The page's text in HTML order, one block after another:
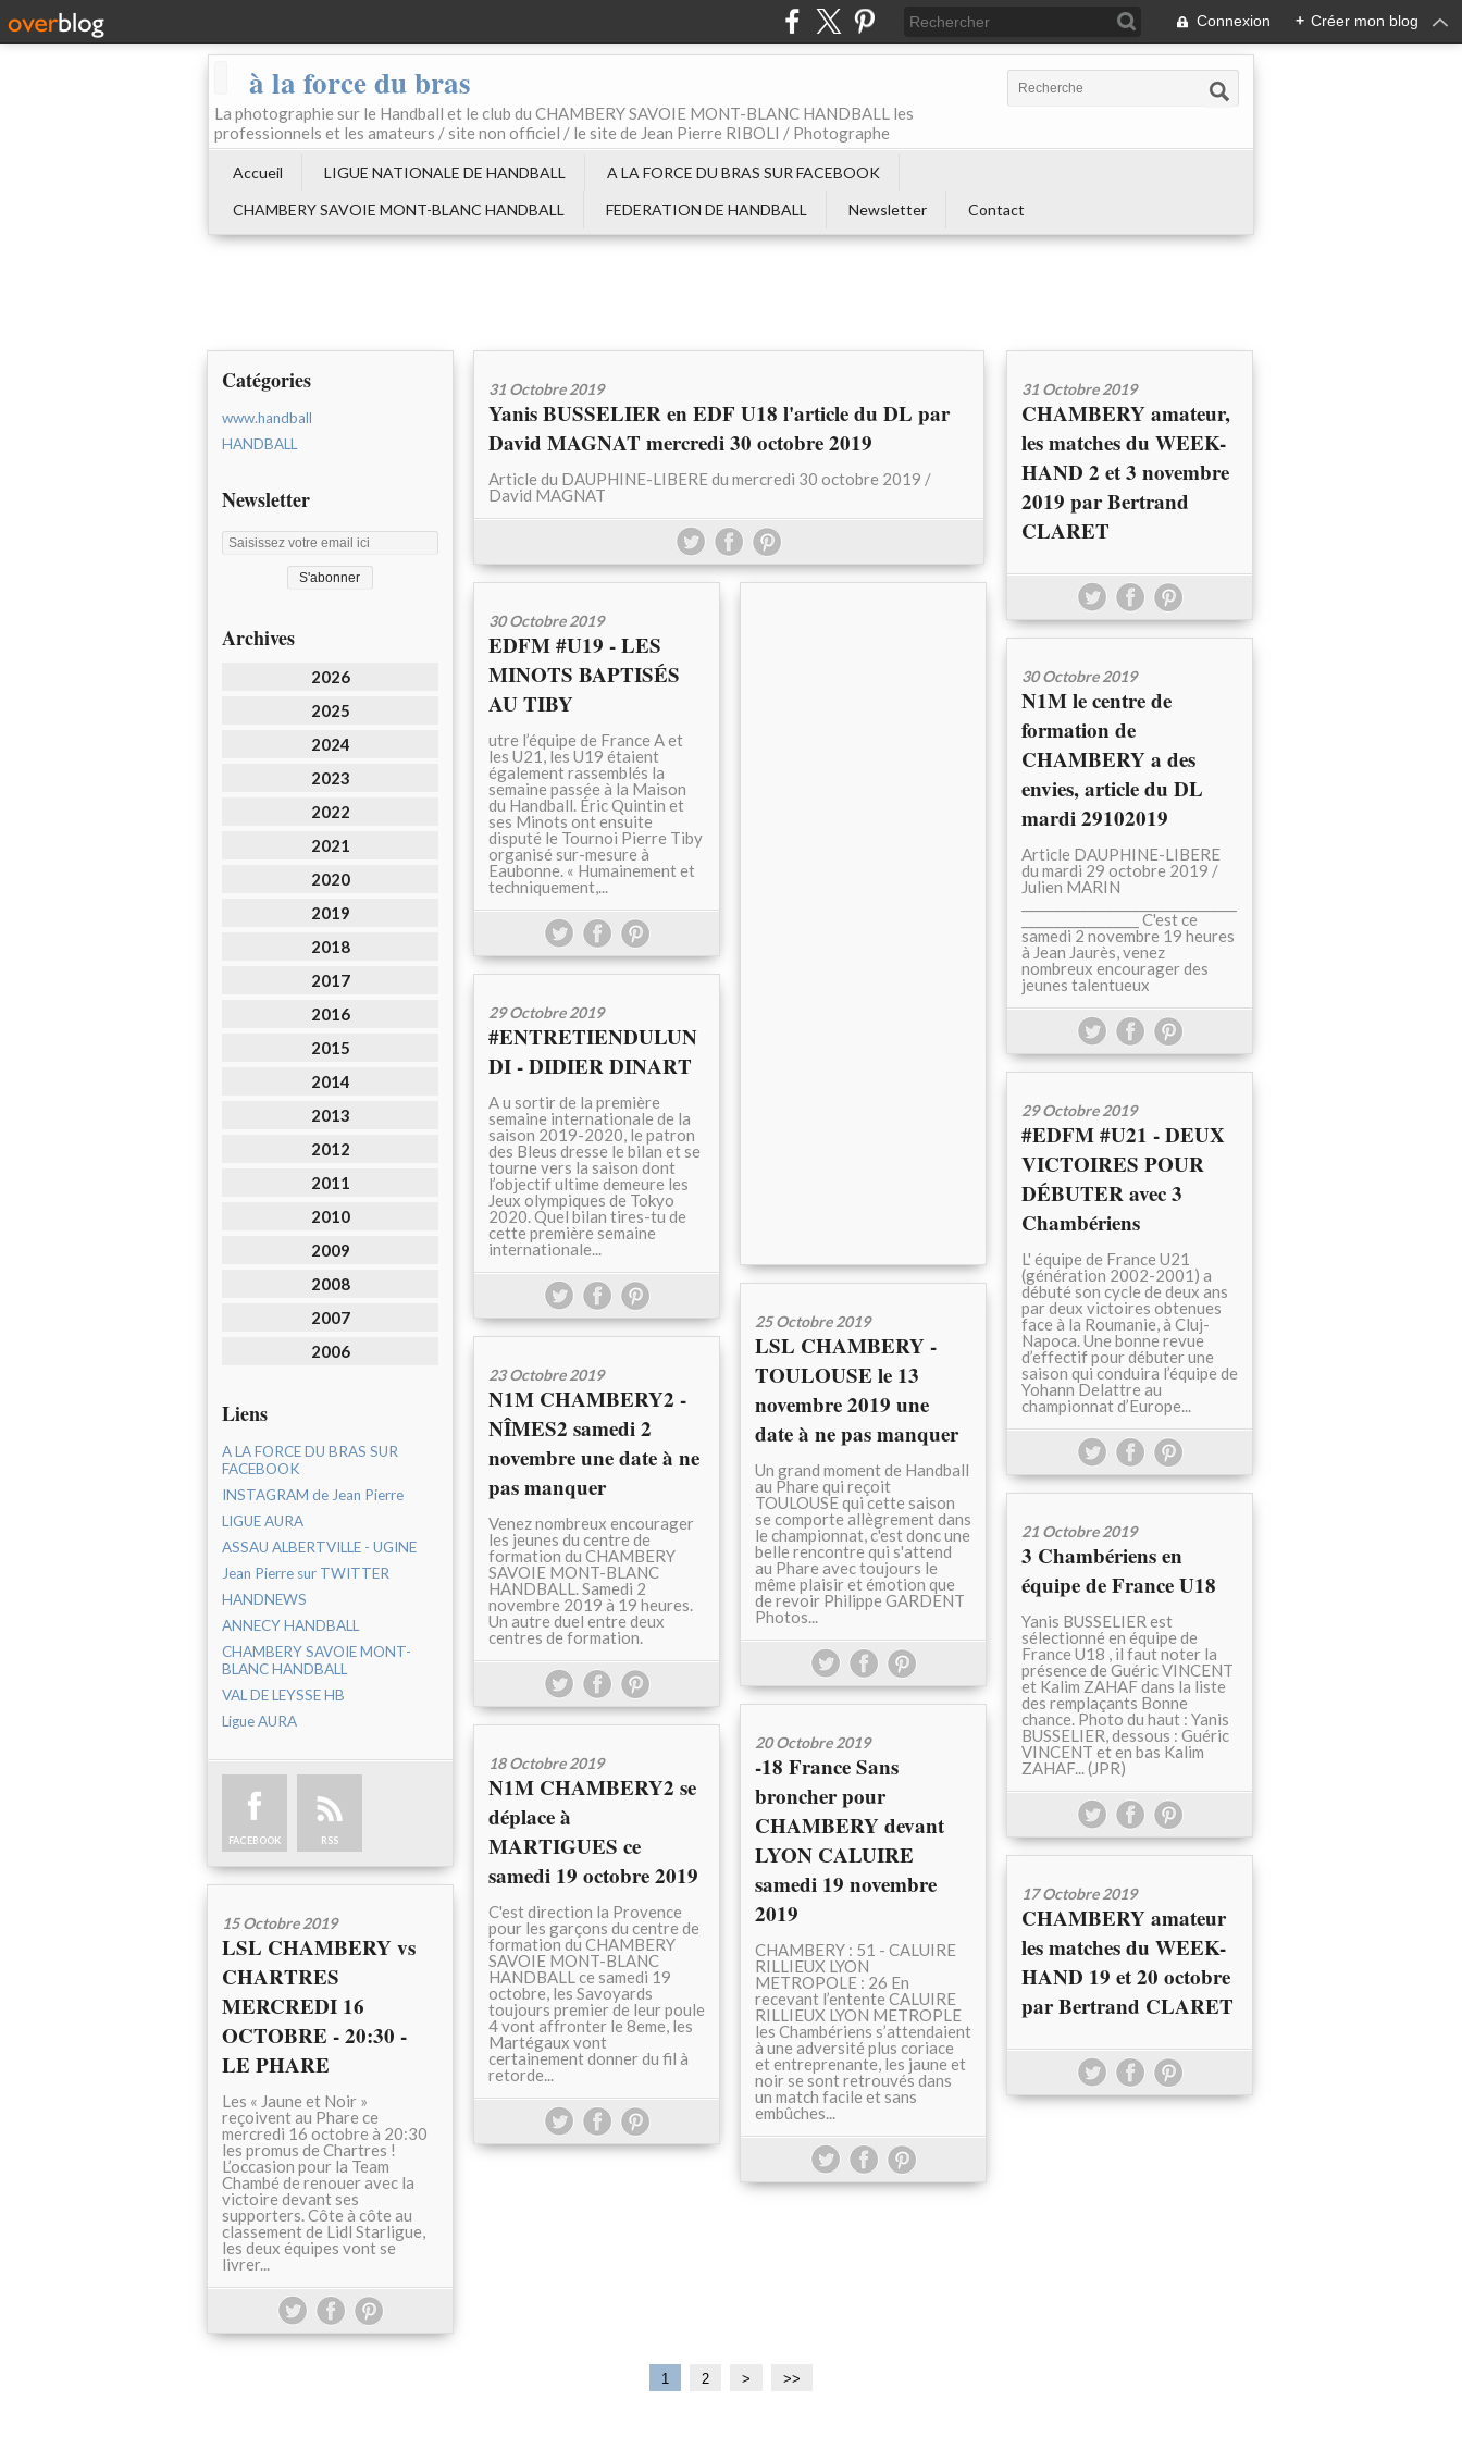
Connexion + Créer mon blog
à la force du bras
La photographie sur le Handball et le club du CHAMBERY SAVOIE MONT-BLANC HANDBALL les
professionnels et les amateurs / site non officiel / le site de Jean Pierre RIBOLI / Photographe
Accueil LIGUE NATIONALE DE HANDBALL
A LA FORCE DU BRAS SUR FACEBOOK
CHAMBERY SAVOIE MONT-BLANC HANDBALL
FEDERATION DE HANDBALL Newsletter Contact
Catégories
www.handball
HANDBALL
Newsletter
Archives
2026
2025
2024
2023
2022
2021
2020
2019
2018
2017
2016
2015
2014
2013
2012
2011
2010
2009
2008
2007
2006
Liens
A LA FORCE DU BRAS SUR
FACEBOOK
INSTAGRAM de Jean Pierre
LIGUE AURA
ASSAU ALBERTVILLE - UGINE
Jean Pierre sur TWITTER
HANDNEWS
ANNECY HANDBALL
CHAMBERY SAVOIE MONT-
BLANC HANDBALL
VAL DE LEYSSE HB
Ligue AURA
FACEBOOK RSS
31 Octobre 2019
Yanis BUSSELIER en EDF U18 l'article du DL par
David MAGNAT mercredi 30 octobre 2019
Article du DAUPHINE-LIBERE du mercredi 30 octobre 2019 /
David MAGNAT
31 Octobre 2019
CHAMBERY amateur,
les matches du WEEK-
HAND 2 et 3 novembre
2019 par Bertrand
CLARET
30 Octobre 2019
EDFM #U19 - LES
MINOTS BAPTISÉS
AU TIBY
utre l’équipe de France A et
les U21, les U19 étaient
également rassemblés la
semaine passée à la Maison
du Handball. Éric Quintin et
ses Minots ont ensuite
disputé le Tournoi Pierre Tiby
organisé sur-mesure à
Eaubonne. « Humainement et
techniquement,...
30 Octobre 2019
N1M le centre de
formation de
CHAMBERY a des
envies, article du DL
mardi 29102019
Article DAUPHINE-LIBERE
du mardi 29 octobre 2019 /
Julien MARIN
__________________ C'est ce
samedi 2 novembre 19 heures
à Jean Jaurès, venez
nombreux encourager des
jeunes talentueux
29 Octobre 2019
#ENTRETIENDULUN
DI - DIDIER DINART
A u sortir de la première
semaine internationale de la
saison 2019-2020, le patron
des Bleus dresse le bilan et se
tourne vers la saison dont
l’objectif ultime demeure les
Jeux olympiques de Tokyo
2020. Quel bilan tires-tu de
cette première semaine
internationale...
29 Octobre 2019
#EDFM #U21 - DEUX
VICTOIRES POUR
DÉBUTER avec 3
Chambériens
L' équipe de France U21
(génération 2002-2001) a
débuté son cycle de deux ans
par deux victoires obtenues
face à la Roumanie, à Cluj-
Napoca. Une bonne revue
d’effectif pour débuter une
saison qui conduira l’équipe de
Yohann Delattre au
championnat d’Europe...
25 Octobre 2019
LSL CHAMBERY -
TOULOUSE le 13
novembre 2019 une
date à ne pas manquer
Un grand moment de Handball
au Phare qui reçoit
TOULOUSE qui cette saison
se comporte allègrement dans
le championnat, c'est donc une
belle rencontre qui s'attend
au Phare avec toujours le
même plaisir et émotion que
de revoir Philippe GARDENT
Photos...
23 Octobre 2019
N1M CHAMBERY2 -
NÎMES2 samedi 2
novembre une date à ne
pas manquer
Venez nombreux encourager
les jeunes du centre de
formation du CHAMBERY
SAVOIE MONT-BLANC
HANDBALL. Samedi 2
novembre 2019 à 19 heures.
Un autre duel entre deux
centres de formation.
21 Octobre 2019
3 Chambériens en
équipe de France U18
Yanis BUSSELIER est
sélectionné en équipe de
France U18 , il faut noter la
présence de Guéric VINCENT
et Kalim ZAHAF dans la liste
des remplaçants Bonne
chance. Photo du haut : Yanis
BUSSELIER, dessous : Guéric
VINCENT et en bas Kalim
ZAHAF... (JPR)
20 Octobre 2019
-18 France Sans
broncher pour
CHAMBERY devant
LYON CALUIRE
samedi 19 novembre
2019
CHAMBERY : 51 - CALUIRE
RILLIEUX LYON
METROPOLE : 26 En
recevant l’entente CALUIRE
RILLIEUX LYON METROPLE
les Chambériens s’attendaient
à une adversité plus coriace
et entreprenante, les jaune et
noir se sont retrouvés dans
un match facile et sans
embûches...
18 Octobre 2019
N1M CHAMBERY2 se
déplace à
MARTIGUES ce
samedi 19 octobre 2019
C'est direction la Provence
pour les garçons du centre de
formation du CHAMBERY
SAVOIE MONT-BLANC
HANDBALL ce samedi 19
octobre, les Savoyards
toujours premier de leur poule
4 vont affronter le 8eme, les
Martégaux vont
certainement donner du fil à
retorde...
17 Octobre 2019
CHAMBERY amateur
les matches du WEEK-
HAND 19 et 20 octobre
par Bertrand CLARET
15 Octobre 2019
LSL CHAMBERY vs
CHARTRES
MERCREDI 16
OCTOBRE - 20:30 -
LE PHARE
Les « Jaune et Noir »
reçoivent au Phare ce
mercredi 16 octobre à 20:30
les promus de Chartres !
L’occasion pour la Team
Chambé de renouer avec la
victoire devant ses
supporters. Côte à côte au
classement de Lidl Starligue,
les deux équipes vont se
livrer...
1 2 > >>